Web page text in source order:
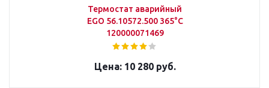
Термостат аварийный
EGO 56.10572.500 365°С
120000071469
10 280 руб.